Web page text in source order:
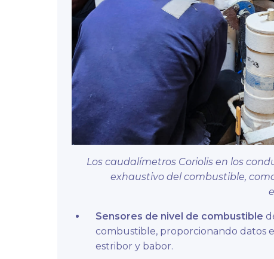
Los caudalímetros Coriolis en los
exhaustivo del combustible,
Sensores de nivel de combustible
combustible, proporcionando datos
estribor y babor.